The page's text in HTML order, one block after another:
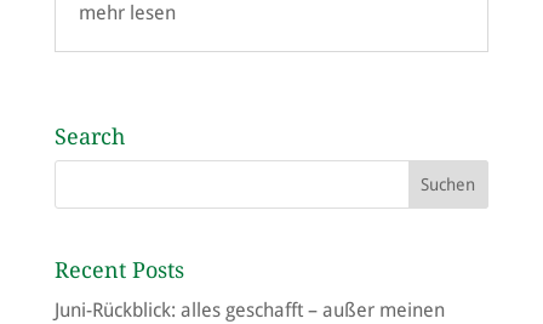
mehr lesen
Search
Recent Posts
Juni-Rückblick: alles geschafft – außer meinen